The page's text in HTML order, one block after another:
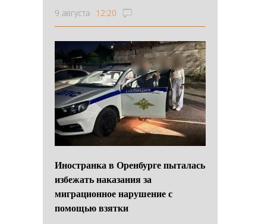
9 августа 12:20
Иностранка в Оренбурге пыталась
избежать наказания за
миграционное нарушение с
помощью взятки